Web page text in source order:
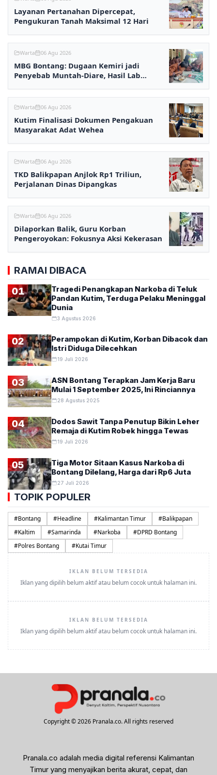
Layanan Pertanahan Dipercepat,
Pengukuran Tanah Maksimal 12 Hari
Warta 06 Agu 2026
MBG Bontang: Dugaan Kemiri jadi
Penyebab Muntah-Diare, Hasil Lab
Warta 06 Agu 2026
Kutim Finalisasi Dokumen Pengakuan
Masyarakat Adat Wehea
Warta 06 Agu 2026
TKD Balikpapan Anjlok Rp1 Triliun,
Perjalanan Dinas Dipangkas
Warta 06 Agu 2026
Dilaporkan Balik, Guru Korban
Pengeroyokan: Fokusnya Aksi Kekerasan
RAMAI DIBACA
01
Tragedi Penangkapan Narkoba di Teluk
Pandan Kutim, Terduga Pelaku Meninggal
Dunia
3 Agustus 2026
02
Perampokan di Kutim, Korban Dibacok dan
Istri Diduga Dilecehkan
19 Juli 2026
03
ASN Bontang Terapkan Jam Kerja Baru
Mulai 1 September 2025, Ini Rinciannya
28 Agustus 2025
04
Dodos Sawit Tanpa Penutup Bikin Leher
Remaja di Kutim Robek hingga Tewas
19 Juli 2026
05
Tiga Motor Sitaan Kasus Narkoba di
Bontang Dilelang, Harga dari Rp6 Juta
27 Juli 2026
TOPIK POPULER
#Bontang #Headline #Kalimantan Timur #Balikpapan
#Kaltim #Samarinda #Narkoba #DPRD Bontang
#Polres Bontang #Kutai Timur
IKLAN BELUM TERSEDIA
Iklan yang dipilih belum aktif atau belum cocok untuk halaman ini.
IKLAN BELUM TERSEDIA
Iklan yang dipilih belum aktif atau belum cocok untuk halaman ini.
Copyright © 2026 Pranala.co. All rights reserved
Pranala.co adalah media digital referensi Kalimantan
Timur yang menyajikan berita akurat, cepat, dan